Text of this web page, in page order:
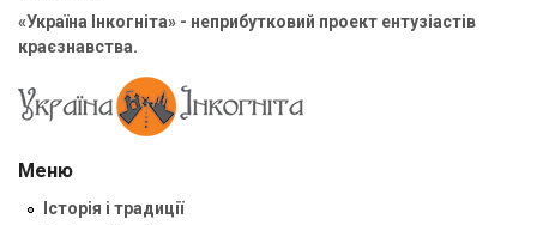
«Україна Інкогніта» - неприбутковий проект ентузіастів
краєзнавства.
Меню
Історія і традиції